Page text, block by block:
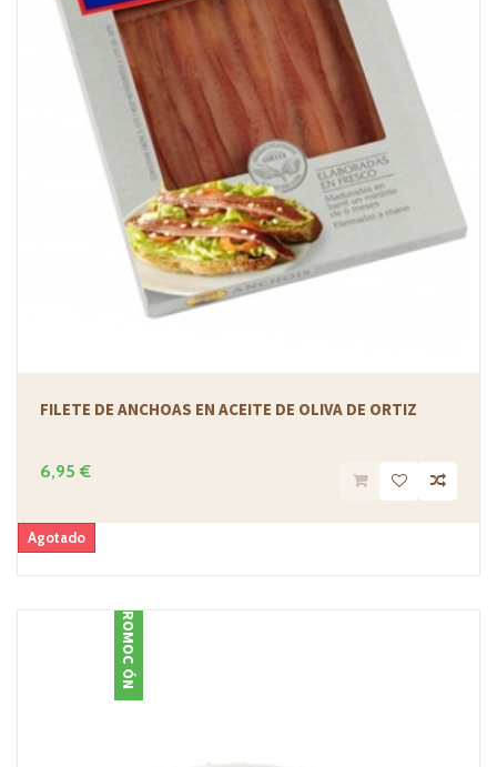
FILETE DE ANCHOAS EN ACEITE DE OLIVA DE ORTIZ
6,95 €
Agotado
PROMOCIÓN